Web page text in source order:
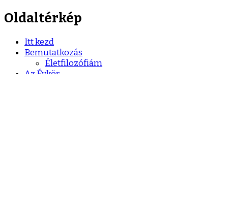
Oldaltérkép
Itt kezd
Bemutatkozás
Életfilozófiám
Az Évkör